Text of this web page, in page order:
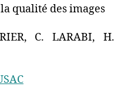
qualité des images
C. LARABI, H.